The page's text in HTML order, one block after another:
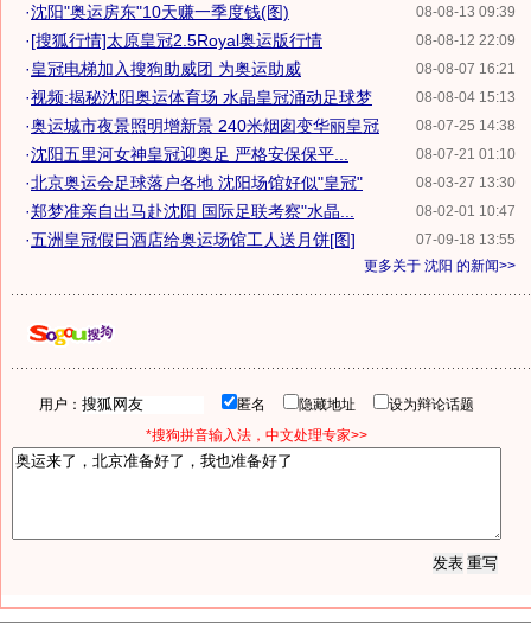
08-08-13 09:39
·沈阳"奥运房东"10天赚一季度钱(图)
08-08-12 22:09
·[搜狐行情]太原皇冠2.5Royal奥运版行情
08-08-07 16:21
·皇冠电梯加入搜狗助威团 为奥运助威
08-08-04 15:13
·视频:揭秘沈阳奥运体育场 水晶皇冠涌动足球梦
08-07-25 14:38
·奥运城市夜景照明增新景 240米烟囱变华丽皇冠
08-07-21 01:10
·沈阳五里河女神皇冠迎奥足 严格安保保平...
08-03-27 13:30
·北京奥运会足球落户各地 沈阳场馆好似"皇冠"
08-02-01 10:47
·郑梦准亲自出马赴沈阳 国际足联考察"水晶...
07-09-18 13:55
·五洲皇冠假日酒店给奥运场馆工人送月饼[图]
更多关于 沈阳 的新闻>>
用户： 匿名 隐藏地址
设为辩论话题
*搜狗拼音输入法，中文处理专家>>